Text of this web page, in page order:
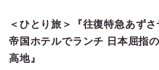
＜ひとり旅＞『往復特急あず
帝国ホテルでランチ 日本屈指
高地』